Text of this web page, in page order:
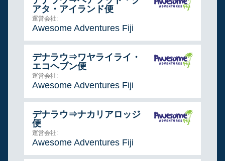
アタ・アイランド便
運営会社:
Awesome Adventures Fiji
デナラウ⇒ワヤライライ・
エコヘブン便
運営会社:
Awesome Adventures Fiji
デナラウ⇒ナカリアロッジ
便
運営会社:
Awesome Adventures Fiji